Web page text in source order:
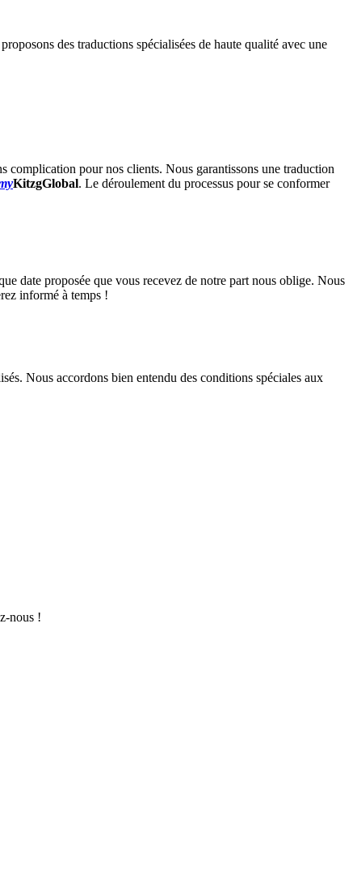
des traductions spécialisées de haute qualité avec une
complication pour nos clients. Nous garantissons une traduction
KitzgGlobal. Le déroulement du processus pour se conformer
date proposée que vous recevez de notre part nous oblige. Nous
informé à temps !
Nous accordons bien entendu des conditions spéciales aux
nous !